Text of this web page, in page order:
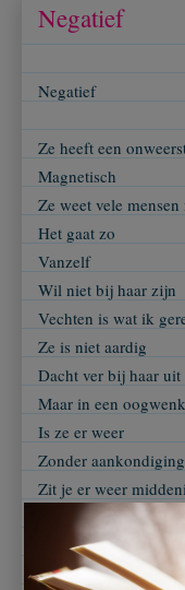
Negatief
Negatief
Ze heeft een
Magnetisch
Ze weet vele
Het gaat zo
Vanzelf
Wil niet bij haar zijn
Vechten is wat ik
Ze is niet aardig
Dacht ver bij haar
Maar in een oogwenk
Is ze er weer
Zonder aankondiging
Zit je er weer
Omgeven door een
Zonder uitweg
Staart ze me aan